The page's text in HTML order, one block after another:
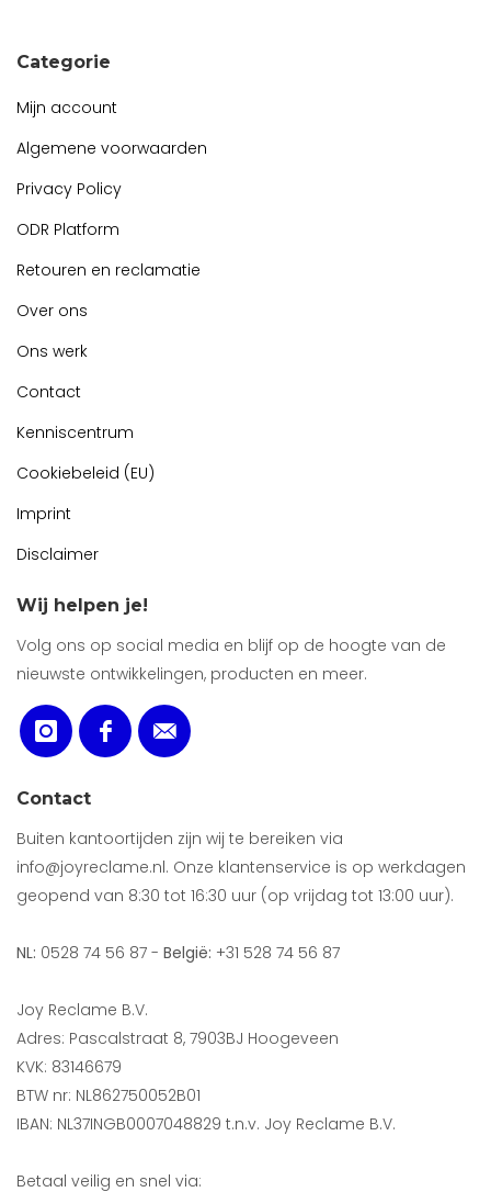
Categorie
Mijn account
Algemene voorwaarden
Privacy Policy
ODR Platform
Retouren en reclamatie
Over ons
Ons werk
Contact
Kenniscentrum
Cookiebeleid (EU)
Imprint
Disclaimer
Wij helpen je!
Volg ons op social media en blijf op de hoogte van de
nieuwste ontwikkelingen, producten en meer.
Contact
Buiten kantoortijden zijn wij te bereiken via
info@joyreclame.nl. Onze klantenservice is op werkdagen
geopend van 8:30 tot 16:30 uur (op vrijdag tot 13:00 uur).
NL: 0528 74 56 87 - België: +31 528 74 56 87
Joy Reclame B.V.
Adres: Pascalstraat 8, 7903BJ Hoogeveen
KVK: 83146679
BTW nr: NL862750052B01
IBAN: NL37INGB0007048829 t.n.v. Joy Reclame B.V.
Betaal veilig en snel via: